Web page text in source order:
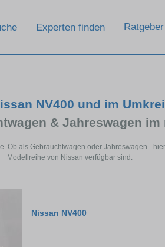
Experten finden Ratgeber
NV400 und im
& Jahreswagen
Ob als Gebrauchtwagen oder Jahreswagen -
Modellreihe von Nissan verfügbar sind.
Nissan NV400